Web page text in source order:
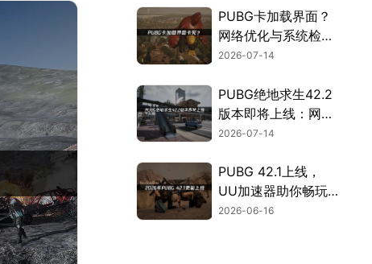
PUBG卡加载界面？
网络优化与系统检修
全攻略！
2026-07-14
PUBG绝地求生42.2
版本即将上线：网络
优化完全指南！
2026-07-14
PUBG 42.1上线，
UU加速器助你畅玩
无延迟！
2026-06-16